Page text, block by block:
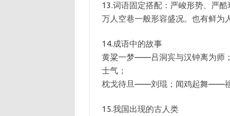
13.词语固定搭配：严峻形势、严
万人空巷一般形容盛况。也有鲜为
14.成语中的故事
黄粱一梦——吕洞宾与汉钟离为师
士气；
枕戈待旦——刘琨；闻鸡起舞——祖
15.我国出现的古人类